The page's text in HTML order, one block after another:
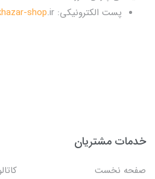
پست الکترونیکی:
shop.ir
خدمات مشتریان
صفحه نخست